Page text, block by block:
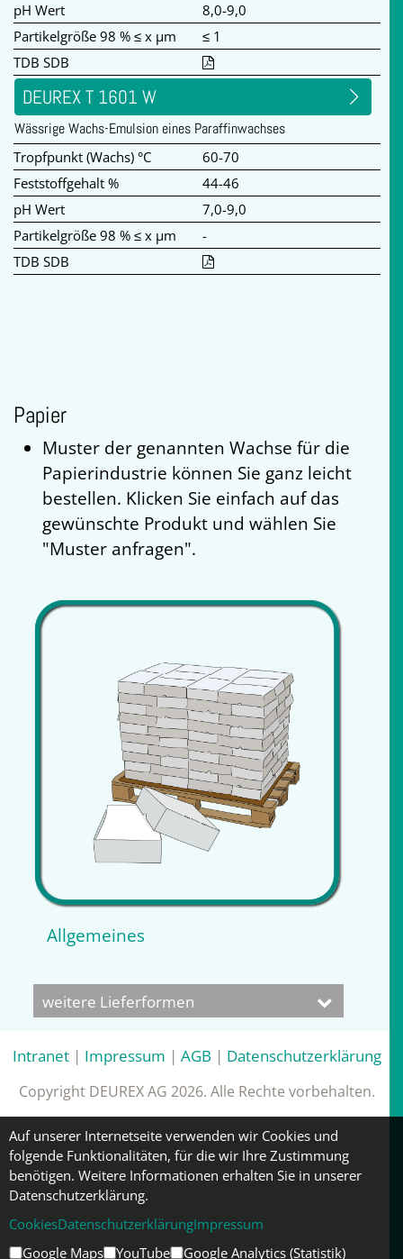
pH Wert
8,0-9,0
Partikelgröße 98 % ≤ x µm
≤ 1
TDB SDB
DEUREX T 1601 W
Wässrige Wachs-Emulsion eines Paraffinwachses
Tropfpunkt (Wachs) °C
60-70
Feststoffgehalt %
44-46
pH Wert
7,0-9,0
Partikelgröße 98 % ≤ x µm
-
TDB SDB
Papier
Muster der genannten Wachse für die
Papierindustrie können Sie ganz leicht
bestellen. Klicken Sie einfach auf das
gewünschte Produkt und wählen Sie
"Muster anfragen".
Allgemeines
weitere Lieferformen
Intranet | Impressum | AGB | Datenschutzerklärung
Copyright DEUREX AG 2026. Alle Rechte vorbehalten.
Auf unserer Internetseite verwenden wir Cookies und
folgende Funktionalitäten, für die wir Ihre Zustimmung
benötigen. Weitere Informationen erhalten Sie in unserer
Datenschutzerklärung.
CookiesDatenschutzerklärungImpressum
Google Maps
YouTube Google Analytics (Statistik)